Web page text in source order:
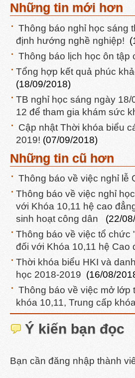
Những tin mới hơn
Thông báo nghỉ học sáng
định hướng nghề nghiệp!
Thông báo lịch học ôn
Tổng hợp kết quả phúc
(18/09/2018)
TB nghỉ học sáng ngày
12 để tham gia khám sức
Cập nhật Thời khóa biểu
2019! (07/09/2018)
Những tin cũ hơn
Thông báo về việc nghỉ lễ
Thông báo về việc nghỉ
với Khóa 10,11 hệ cao
sinh hoạt công dân (22/
Thông báo về việc tổ chức
đối với Khóa 10,11 hệ
Thời khóa biểu HKI và
học 2018-2019 (16/08/
Thông báo về việc mở lớp
khóa 10,11, Trung cấp
Ý kiến bạn đọc
Bạn cần đăng nhập thành